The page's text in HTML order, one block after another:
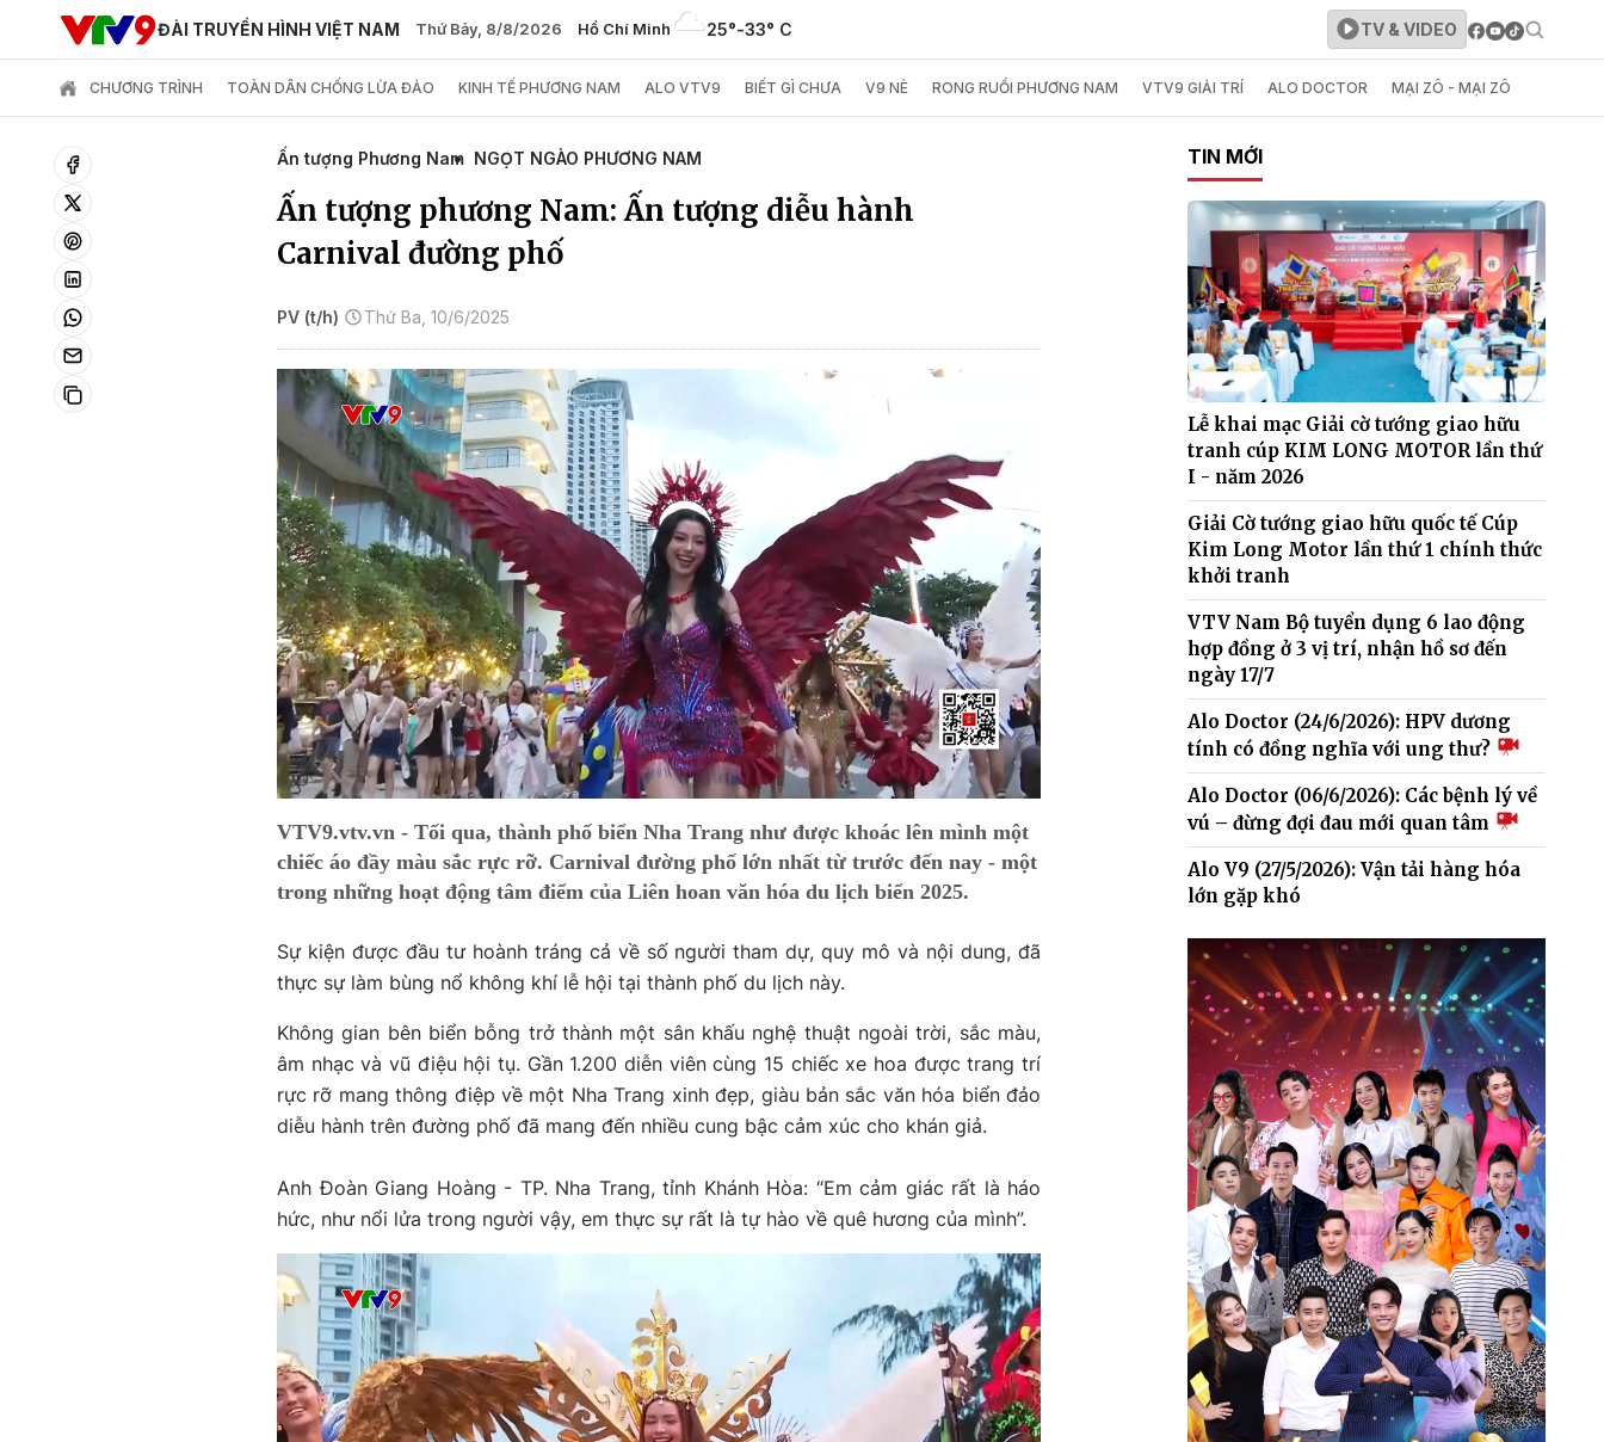
ĐÀI TRUYỀN HÌNH VIỆT NAM Thứ Bảy, 8/8/2026 Hồ Chí Minh 25°-33° C TV & VIDEO
CHƯƠNG TRÌNH TOÀN DÂN CHỐNG LỪA ĐẢO KINH TẾ PHƯƠNG NAM ALO VTV9 BIẾT GÌ CHƯA V9 NÈ RONG RUỔI PHƯƠNG NAM VTV9 GIẢI TRÍ ALO DOCTOR MẠI ZÔ - MẠI ZÔ
Ấn tượng Phương Nam NGỌT NGÀO PHƯƠNG NAM
Ấn tượng phương Nam: Ấn tượng diễu hành
Carnival đường phố
PV (t/h) Thứ Ba, 10/6/2025
VTV9.vtv.vn - Tối qua, thành phố biển Nha Trang như được khoác lên mình một
chiếc áo đầy màu sắc rực rỡ. Carnival đường phố lớn nhất từ trước đến nay - một
trong những hoạt động tâm điểm của Liên hoan văn hóa du lịch biển 2025.
Sự kiện được đầu tư hoành tráng cả về số người tham dự, quy mô và nội dung, đã
thực sự làm bùng nổ không khí lễ hội tại thành phố du lịch này.
Không gian bên biển bỗng trở thành một sân khấu nghệ thuật ngoài trời, sắc màu,
âm nhạc và vũ điệu hội tụ. Gần 1.200 diễn viên cùng 15 chiếc xe hoa được trang trí
rực rỡ mang thông điệp về một Nha Trang xinh đẹp, giàu bản sắc văn hóa biển đảo
diễu hành trên đường phố đã mang đến nhiều cung bậc cảm xúc cho khán giả.
Anh Đoàn Giang Hoàng - TP. Nha Trang, tỉnh Khánh Hòa: “Em cảm giác rất là háo
hức, như nổi lửa trong người vậy, em thực sự rất là tự hào về quê hương của mình”.
TIN MỚI
Lễ khai mạc Giải cờ tướng giao hữu
tranh cúp KIM LONG MOTOR lần thứ
I - năm 2026
Giải Cờ tướng giao hữu quốc tế Cúp
Kim Long Motor lần thứ 1 chính thức
khởi tranh
VTV Nam Bộ tuyển dụng 6 lao động
hợp đồng ở 3 vị trí, nhận hồ sơ đến
ngày 17/7
Alo Doctor (24/6/2026): HPV dương
tính có đồng nghĩa với ung thư?
Alo Doctor (06/6/2026): Các bệnh lý về
vú – đừng đợi đau mới quan tâm
Alo V9 (27/5/2026): Vận tải hàng hóa
lớn gặp khó